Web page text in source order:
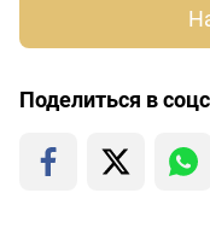
Поделиться в